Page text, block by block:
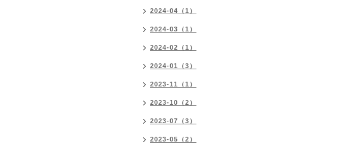
2024-04（1）
2024-03（1）
2024-02（1）
2024-01（3）
2023-11（1）
2023-10（2）
2023-07（3）
2023-05（2）